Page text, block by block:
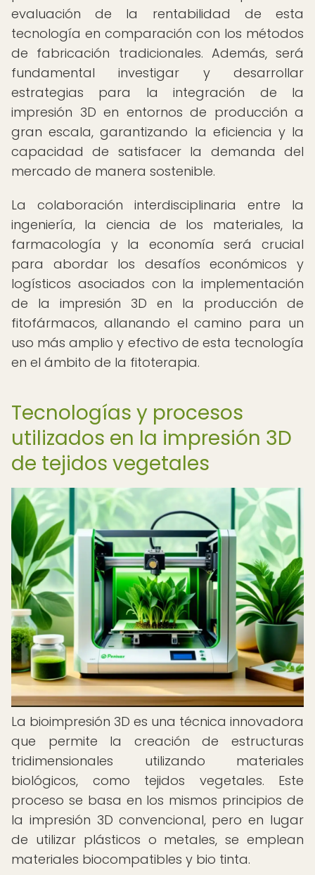
evaluación de la rentabilidad de esta
tecnología en comparación con los métodos
de fabricación tradicionales. Además, será
fundamental investigar y desarrollar
estrategias para la integración de la
impresión 3D en entornos de producción a
gran escala, garantizando la eficiencia y la
capacidad de satisfacer la demanda del
mercado de manera sostenible.
La colaboración interdisciplinaria entre la
ingeniería, la ciencia de los materiales, la
farmacología y la economía será crucial
para abordar los desafíos económicos y
logísticos asociados con la implementación
de la impresión 3D en la producción de
fitofármacos, allanando el camino para un
uso más amplio y efectivo de esta tecnología
en el ámbito de la fitoterapia.
Tecnologías y procesos
utilizados en la impresión 3D
de tejidos vegetales
La bioimpresión 3D es una técnica innovadora
que permite la creación de estructuras
tridimensionales utilizando materiales
biológicos, como tejidos vegetales. Este
proceso se basa en los mismos principios de
la impresión 3D convencional, pero en lugar
de utilizar plásticos o metales, se emplean
materiales biocompatibles y bio tinta.